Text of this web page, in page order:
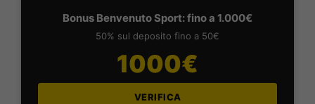
Bonus Benvenuto Sport: fino a 1.000€
50% sul deposito fino a 50€
1000€
VERIFICA